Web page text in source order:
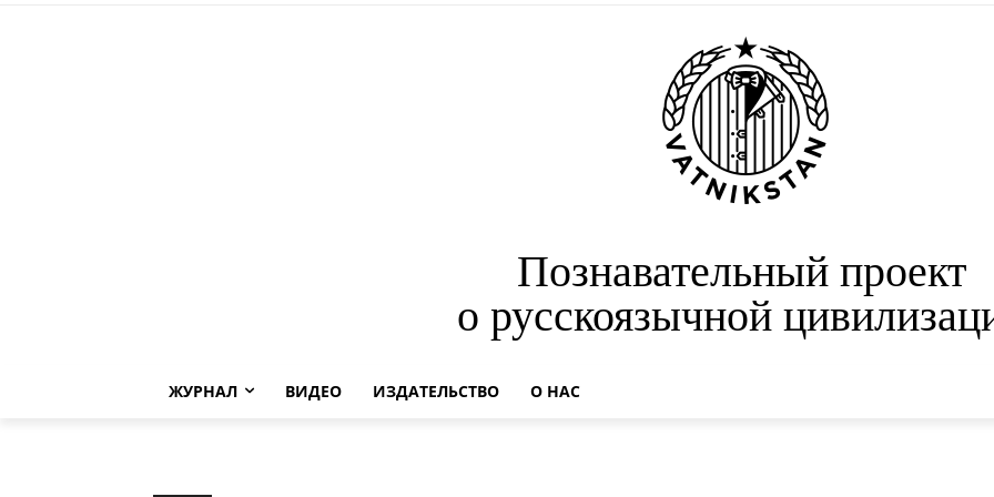
Познавательный проект
о русскоязычной
ЖУРНАЛ ВИДЕО ИЗДАТЕЛЬСТВО О НАС